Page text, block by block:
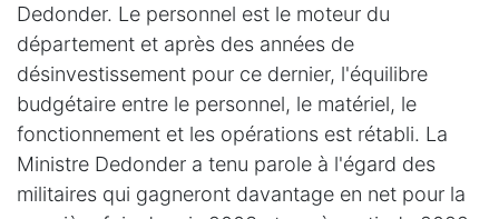
Dedonder. Le personnel est le moteur du
département et après des années de
désinvestissement pour ce dernier, l'équilibre
budgétaire entre le personnel, le matériel, le
fonctionnement et les opérations est rétabli. La
Ministre Dedonder a tenu parole à l'égard des
militaires qui gagneront davantage en net pour la